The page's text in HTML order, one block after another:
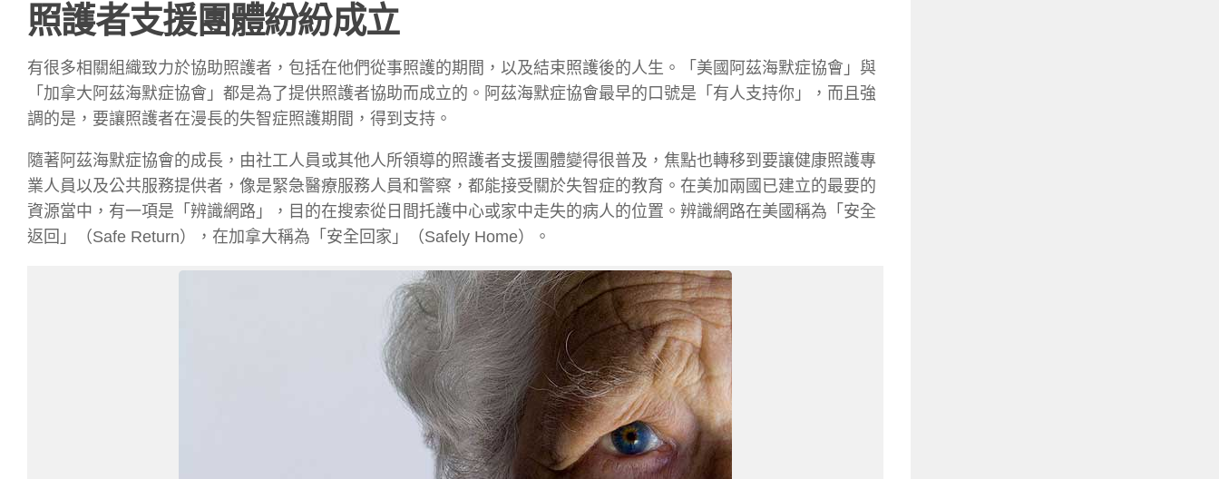
照護者支援團體紛紛成立
有很多相關組織致力於協助照護者，包括在他們從事照護的期間，以及結束照護後的人生。「美國阿茲海默症協會」與
「加拿大阿茲海默症協會」都是為了提供照護者協助而成立的。阿茲海默症協會最早的口號是「有人支持你」，而且強
調的是，要讓照護者在漫長的失智症照護期間，得到支持。
隨著阿茲海默症協會的成長，由社工人員或其他人所領導的照護者支援團體變得很普及，焦點也轉移到要讓健康照護專
業人員以及公共服務提供者，像是緊急醫療服務人員和警察，都能接受關於失智症的教育。在美加兩國已建立的最要的
資源當中，有一項是「辨識網路」，目的在搜索從日間托護中心或家中走失的病人的位置。辨識網路在美國稱為「安全
返回」（Safe Return），在加拿大稱為「安全回家」（Safely Home）。